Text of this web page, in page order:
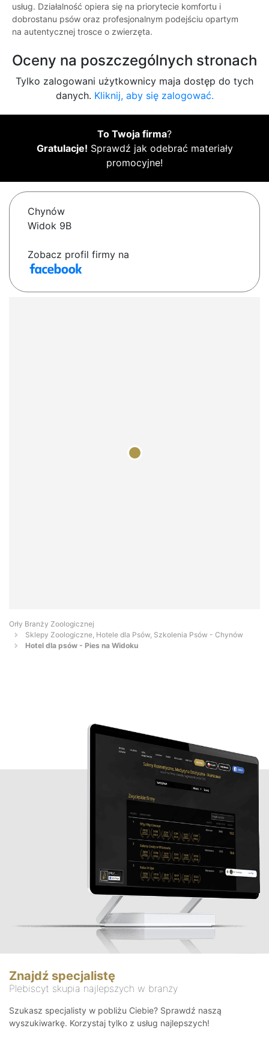
usług. Działalność opiera się na priorytecie komfortu i
dobrostanu psów oraz profesjonalnym podejściu opartym
na autentycznej trosce o zwierzęta.
Oceny na poszczególnych stronach
Tylko zalogowani użytkownicy maja dostęp do tych
danych. Kliknij, aby się zalogować.
To Twoja firma?
Gratulacje! Sprawdź jak odebrać materiały
promocyjne!
Chynów
Widok 9B
Zobacz profil firmy na
Orły Branży Zoologicznej
Sklepy Zoologiczne, Hotele dla Psów, Szkolenia Psów - Chynów
Hotel dla psów - Pies na Widoku
Znajdź specjalistę
Plebiscyt skupia najlepszych w branży
Szukasz specjalisty w pobliżu Ciebie? Sprawdź naszą
wyszukiwarkę. Korzystaj tylko z usług najlepszych!